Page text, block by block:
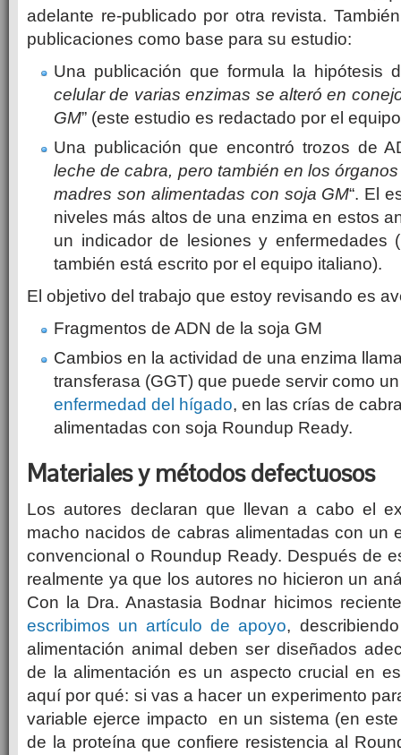
adelante re-publicado por otra revista.
publicaciones como base para su estudio:
Una publicación que formula la hipótesis
celular de varias enzimas se alteró en
GM” (este estudio es redactado por el
Una publicación que encontró trozos de
leche de cabra, pero también en los
madres son alimentadas con soja GM“. El
niveles más altos de una enzima en estos
un indicador de lesiones y enfermedades (
también está escrito por el equipo italiano).
El objetivo del trabajo que estoy revisando es
Fragmentos de ADN de la soja GM
Cambios en la actividad de una enzima
transferasa (GGT) que puede servir como
enfermedad del hígado, en las crías de
alimentadas con soja Roundup Ready.
Materiales y métodos defectuosos
Los autores declaran que llevan a cabo el
macho nacidos de cabras alimentadas con un
convencional o Roundup Ready. Después de
realmente ya que los autores no hicieron un
Con la Dra. Anastasia Bodnar hicimos
escribimos un artículo de apoyo,
alimentación animal deben ser diseñados
de la alimentación es un aspecto crucial en
aquí por qué: si vas a hacer un experimento
variable ejerce impacto en un sistema (en
de la proteína que confiere resistencia al